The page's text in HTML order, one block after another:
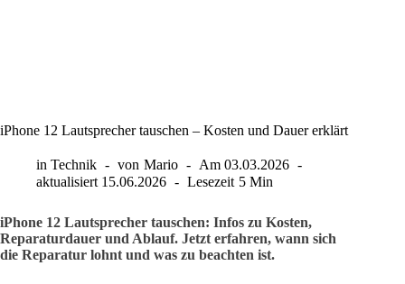
iPhone 12 Lautsprecher tauschen – Kosten und Dauer erklärt
in Technik von Mario Am 03.03.2026
aktualisiert 15.06.2026 Lesezeit 5 Min
iPhone 12 Lautsprecher tauschen: Infos zu Kosten,
Reparaturdauer und Ablauf. Jetzt erfahren, wann sich
die Reparatur lohnt und was zu beachten ist.